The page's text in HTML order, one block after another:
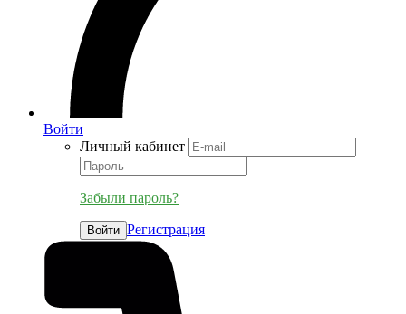
Войти
Личный кабинет
Забыли пароль?
Войти Регистрация